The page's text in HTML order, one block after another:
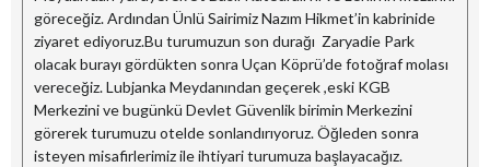
göreceğiz. Ardından Ünlü Sairimiz Nazım Hikmet’in kabrinide
ziyaret ediyoruz.Bu turumuzun son durağı Zaryadie Park
olacak burayı gördükten sonra Uçan Köprü’de fotoğraf molası
vereceğiz. Lubjanka Meydanından geçerek ,eski KGB
Merkezini ve bugünkü Devlet Güvenlik birimin Merkezini
görerek turumuzu otelde sonlandırıyoruz. Öğleden sonra
isteyen misafirlerimiz ile ihtiyari turumuza başlayacağız.